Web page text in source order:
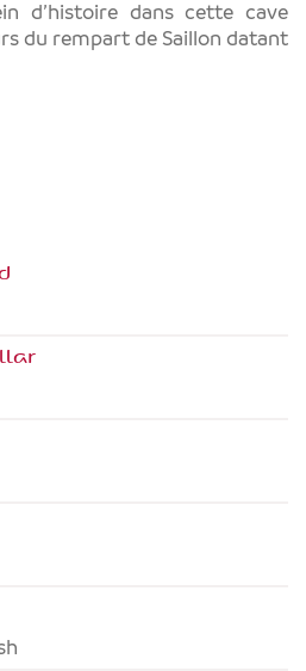
d’histoire dans cette cave
du rempart de Saillon datant